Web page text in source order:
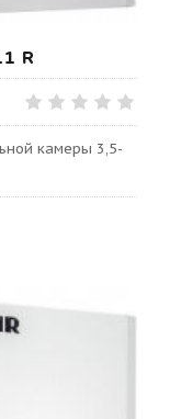
R
камеры 3,5-